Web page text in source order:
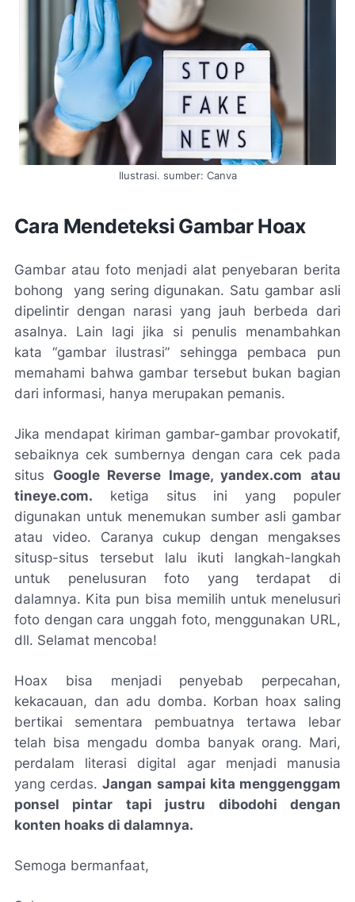
Ilustrasi. sumber: Canva
Cara Mendeteksi Gambar Hoax
Gambar atau foto menjadi alat penyebaran berita
bohong yang sering digunakan. Satu gambar asli
dipelintir dengan narasi yang jauh berbeda dari
asalnya. Lain lagi jika si penulis menambahkan
kata “gambar ilustrasi” sehingga pembaca pun
memahami bahwa gambar tersebut bukan bagian
dari informasi, hanya merupakan pemanis.
Jika mendapat kiriman gambar-gambar provokatif,
sebaiknya cek sumbernya dengan cara cek pada
situs Google Reverse Image, yandex.com
atau
tineye.com. ketiga situs ini yang populer
digunakan untuk menemukan sumber asli gambar
atau video. Caranya cukup dengan mengakses
situsp-situs tersebut lalu ikuti langkah-langkah
untuk penelusuran foto yang terdapat di
dalamnya. Kita pun bisa memilih untuk menelusuri
foto dengan cara unggah foto, menggunakan URL,
dll. Selamat mencoba!
Hoax bisa menjadi penyebab perpecahan,
kekacauan, dan adu domba. Korban hoax saling
bertikai sementara pembuatnya tertawa lebar
telah bisa mengadu domba banyak orang. Mari,
perdalam literasi digital agar menjadi manusia
yang cerdas.Jangan sampai kita menggenggam
ponsel pintar tapi justru dibodohi dengan
konten hoaks di dalamnya.
Semoga bermanfaat,